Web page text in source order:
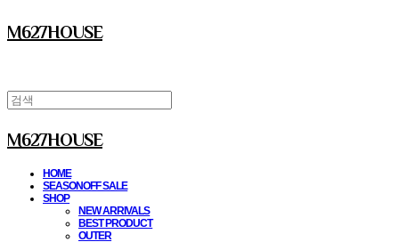
M627HOUSE
M627HOUSE
HOME
SEASONOFF SALE
SHOP
NEW ARRIVALS
BEST PRODUCT
OUTER